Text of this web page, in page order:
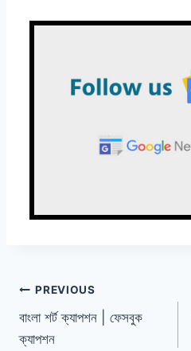
Post
navigation
PREVIOUS
বাংলা শর্ট ক্যাপশন | ফেসবুক
ক্যাপশন